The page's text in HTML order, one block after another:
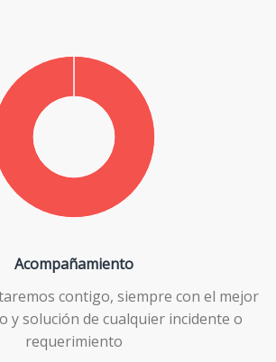
Acompañamiento
contigo, siempre con el mejor
y solución de cualquier incidente o
requerimiento